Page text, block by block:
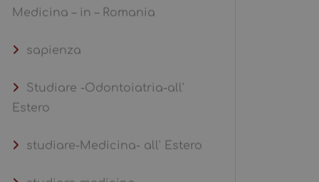
Medicina – in – Romania
sapienza
Studiare -Odontoiatria-all'
Estero
studiare-Medicina- all' Estero